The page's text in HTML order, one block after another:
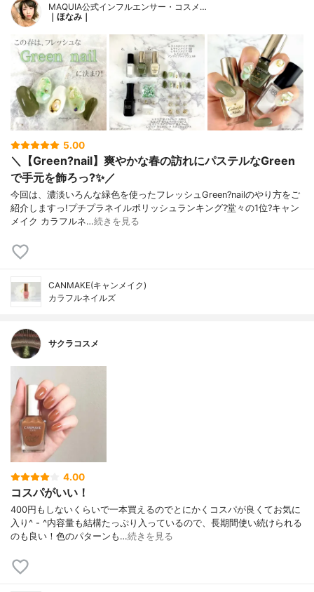
MAQUIA公式インフルエンサー・コスメ…
｜ほなみ｜
5.00
＼【Green?nail】爽やかな春の訪れにパステルなGreen
で手元を飾ろっ?✨／
今回は、濃淡いろんな緑色を使ったフレッシュGreen?nailのやり方をご
紹介しますっ!プチプラネイルポリッシュランキング?堂々の1位?キャン
メイク カラフルネ…続きを見る
CANMAKE(キャンメイク)
カラフルネイルズ
サクラコスメ
4.00
コスパがいい！
400円もしないくらいで一本買えるのでとにかくコスパが良くてお気に
入り^ - ^内容量も結構たっぷり入っているので、長期間使い続けられる
のも良い！色のパターンも…続きを見る